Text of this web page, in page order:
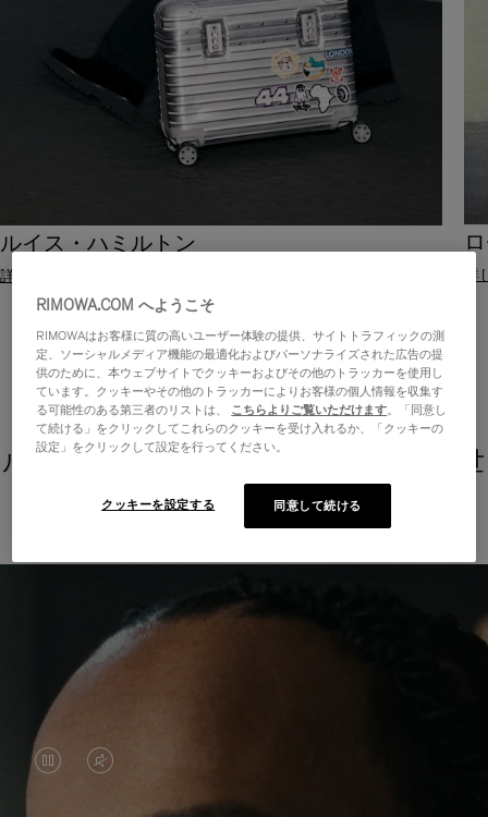
ルイス・ハミルトン
詳しく見る
ルイス・ハミルトン - 旅で未知なる世
界と出会う
VIDEOVIDEO
RIMOWA.COM へようこそ
RIMOWAはお客様に質の高いユーザー体験の提供、サイトトラフィックの測
定、ソーシャルメディア機能の最適化およびパーソナライズされた広告の提
供のために、本ウェブサイトでクッキーおよびその他のトラッカーを使用し
ています。クッキーやその他のトラッカーによりお客様の個人情報を収集す
る可能性のある第三者のリストは、 こちらよりご覧いただけます。「同意し
て続ける」をクリックしてこれらのクッキーを受け入れるか、「クッキーの
設定」をクリックして設定を行ってください。
クッキーを設定する 同意して続ける